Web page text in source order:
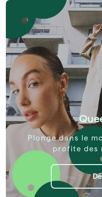
Plonge dans le
profite des